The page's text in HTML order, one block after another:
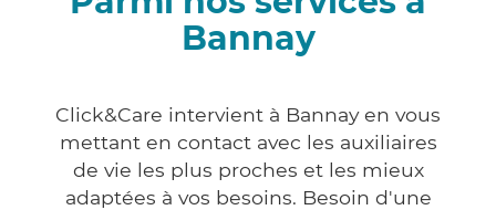
Bannay
Click&Care intervient à Bannay en vous
mettant en contact avec les auxiliaires
de vie les plus proches et les mieux
adaptées à vos besoins. Besoin d'une